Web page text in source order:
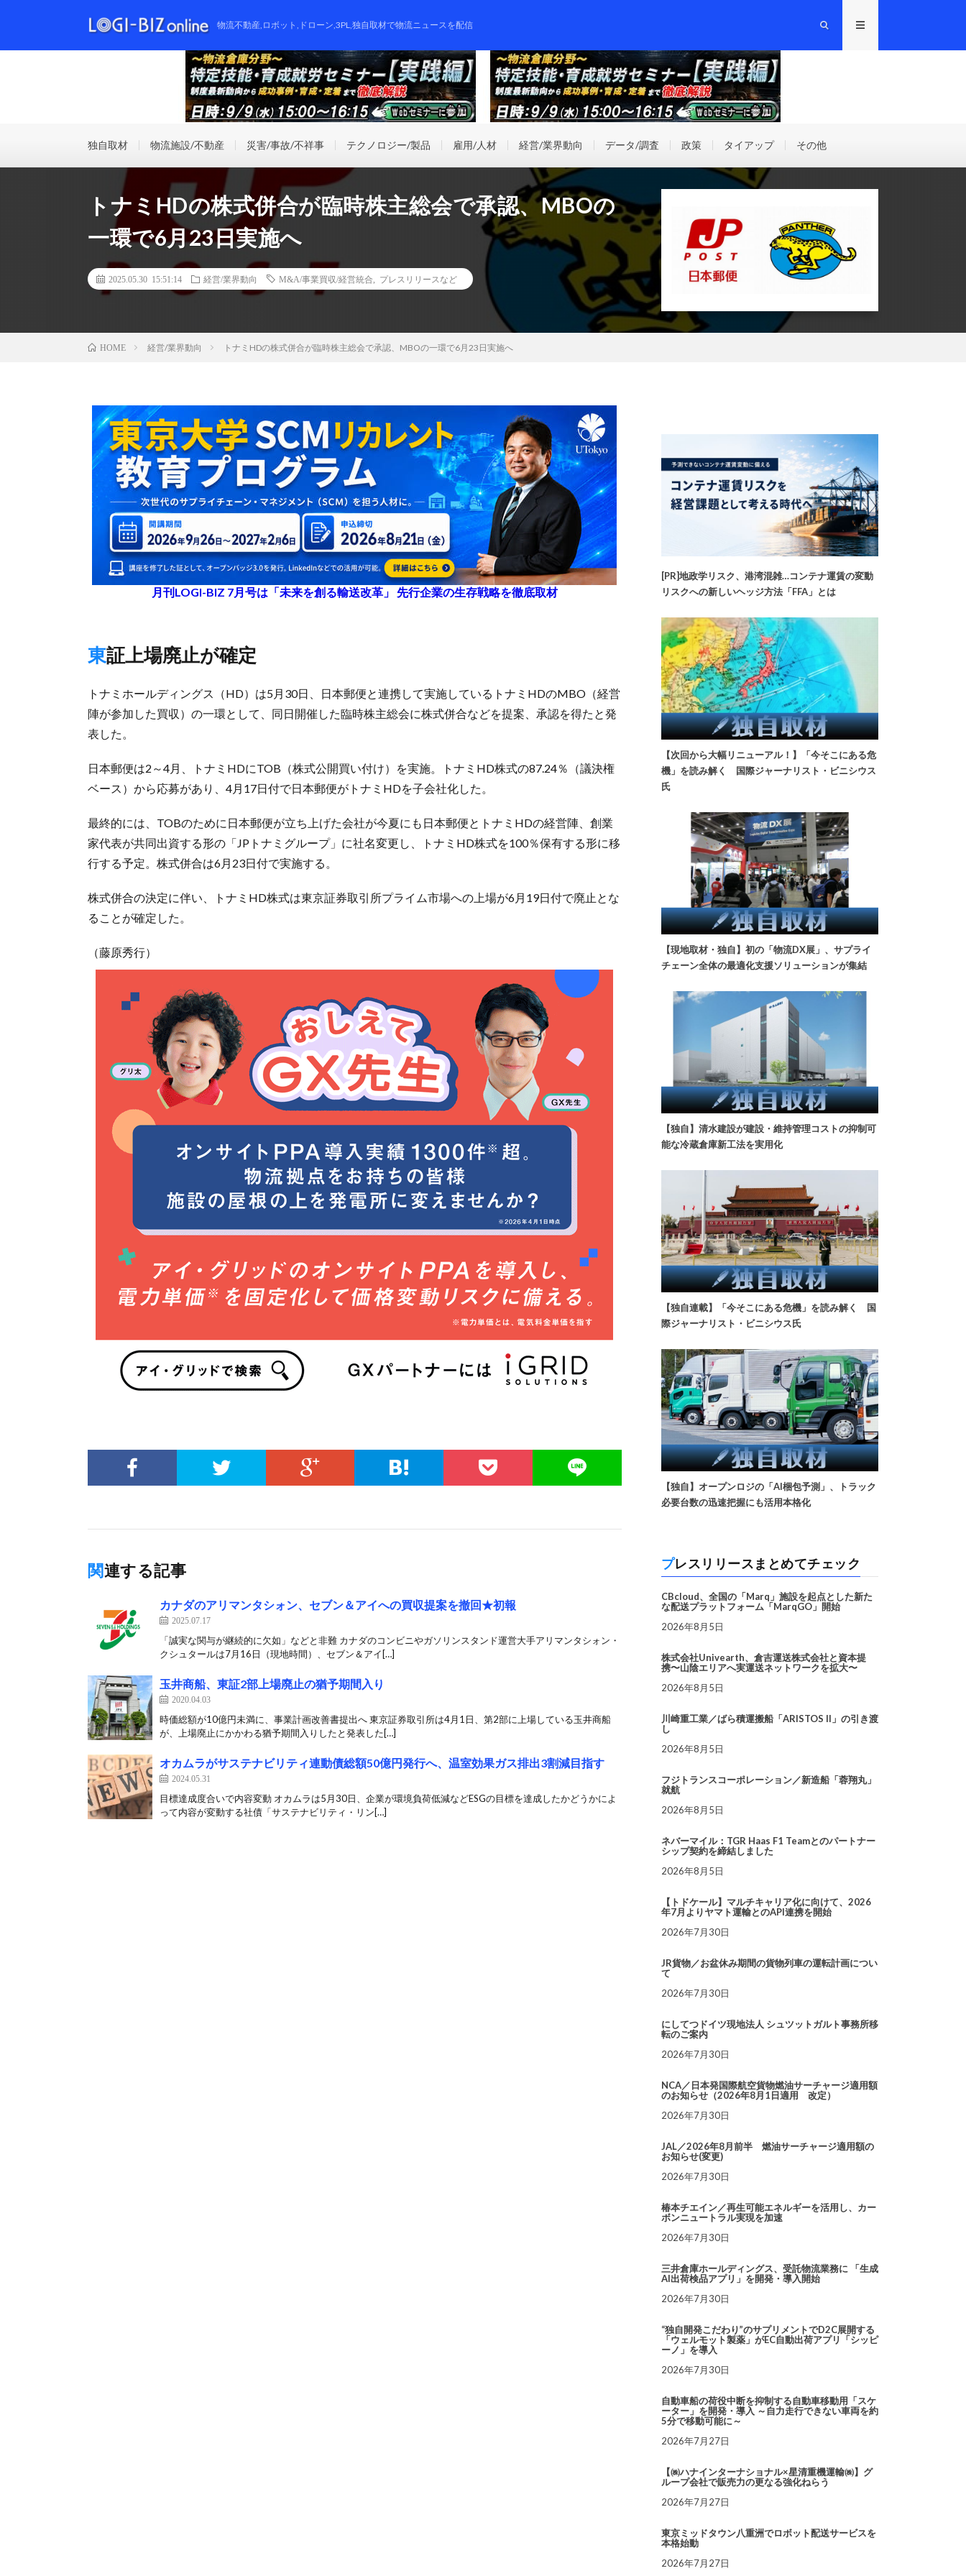
物流不動産,ロボット,ドローン,3PL,独自取材で物流ニュースを配信
独自取材 物流施設/不動産 災害/事故/不祥事 テクノロジー/製品 雇用/人材 経営/業界動向 データ/調査 政策 タイアップ その他
トナミHDの株式併合が臨時株主総会で承認、MBOの
一環で6月23日実施へ
2025.05.30 15:51:14 経営/業界動向 M&A/事業買収/経営統合 プレスリリースなど
HOME 経営/業界動向 トナミHDの株式併合が臨時株主総会で承認、MBOの一環で6月23日実施へ
月刊LOGI-BIZ 7月号は「未来を創る輸送改革」 先行企業の生存戦略を徹底取材
東証上場廃止が確定
トナミホールディングス（HD）は5月30日、日本郵便と連携して実施しているトナミHDのMBO（経営
陣が参加した買収）の一環として、同日開催した臨時株主総会に株式併合などを提案、承認を得たと発
表した。
日本郵便は2～4月、トナミHDにTOB（株式公開買い付け）を実施。トナミHD株式の87.24％（議決権
ベース）から応募があり、4月17日付で日本郵便がトナミHDを子会社化した。
最終的には、TOBのために日本郵便が立ち上げた会社が今夏にも日本郵便とトナミHDの経営陣、創業
家代表が共同出資する形の「JPトナミグループ」に社名変更し、トナミHD株式を100％保有する形に移
行する予定。株式併合は6月23日付で実施する。
株式併合の決定に伴い、トナミHD株式は東京証券取引所プライム市場への上場が6月19日付で廃止とな
ることが確定した。
（藤原秀行）
関連する記事
カナダのアリマンタシォン、セブン＆アイへの買収提案を撤回★初報
2025.07.17
「誠実な関与が継続的に欠如」などと非難 カナダのコンビニやガソリンスタンド運営大手アリマンタシォン・
クシュタールは7月16日（現地時間）、セブン＆アイ[…]
玉井商船、東証2部上場廃止の猶予期間入り
2020.04.03
時価総額が10億円未満に、事業計画改善書提出へ 東京証券取引所は4月1日、第2部に上場している玉井商船
が、上場廃止にかかわる猶予期間入りしたと発表した[…]
オカムラがサステナビリティ連動債総額50億円発行へ、温室効果ガス排出3割減目指す
2024.05.31
目標達成度合いで内容変動 オカムラは5月30日、企業が環境負荷低減などESGの目標を達成したかどうかによ
って内容が変動する社債「サステナビリティ・リン[…]
[PR]地政学リスク、港湾混雑…コンテナ運賃の変動
リスクへの新しいヘッジ方法「FFA」とは
【次回から大幅リニューアル！】「今そこにある危
機」を読み解く 国際ジャーナリスト・ビニシウス
氏
【現地取材・独自】初の「物流DX展」、サプライ
チェーン全体の最適化支援ソリューションが集結
【独自】清水建設が建設・維持管理コストの抑制可
能な冷蔵倉庫新工法を実用化
【独自連載】「今そこにある危機」を読み解く 国
際ジャーナリスト・ビニシウス氏
【独自】オープンロジの「AI梱包予測」、トラック
必要台数の迅速把握にも活用本格化
プレスリリースまとめてチェック
CBcloud、全国の「Marq」施設を起点とした新た
な配送プラットフォーム「MarqGO」開始
2026年8月5日
株式会社Univearth、倉吉運送株式会社と資本提
携〜山陰エリアへ実運送ネットワークを拡大〜
2026年8月5日
川崎重工業／ばら積運搬船「ARISTOS II」の引き渡
し
2026年8月5日
フジトランスコーポレーション／新造船「蓉翔丸」
就航
2026年8月5日
ネバーマイル：TGR Haas F1 Teamとのパートナー
シップ契約を締結しました
2026年8月5日
【トドケール】マルチキャリア化に向けて、2026
年7月よりヤマト運輸とのAPI連携を開始
2026年7月30日
JR貨物／お盆休み期間の貨物列車の運転計画につい
て
2026年7月30日
にしてつドイツ現地法人 シュツットガルト事務所移
転のご案内
2026年7月30日
NCA／日本発国際航空貨物燃油サーチャージ適用額
のお知らせ（2026年8月1日適用 改定）
2026年7月30日
JAL／2026年8月前半 燃油サーチャージ適用額の
お知らせ(変更)
2026年7月30日
椿本チエイン／再生可能エネルギーを活用し、カー
ボンニュートラル実現を加速
2026年7月30日
三井倉庫ホールディングス、受託物流業務に 「生成
AI出荷検品アプリ」を開発・導入開始
2026年7月30日
“独自開発こだわり”のサプリメントでD2C展開する
「ウェルモット製薬」がEC自動出荷アプリ「シッピ
ーノ」を導入
2026年7月30日
自動車船の荷役中断を抑制する自動車移動用「スケ
ーター」を開発・導入 ～自力走行できない車両を約
5分で移動可能に～
2026年7月27日
【㈱ハナインターナショナル×星清重機運輸㈱】グ
ループ会社で販売力の更なる強化ねらう
2026年7月27日
東京ミッドタウン八重洲でロボット配送サービスを
本格始動
2026年7月27日